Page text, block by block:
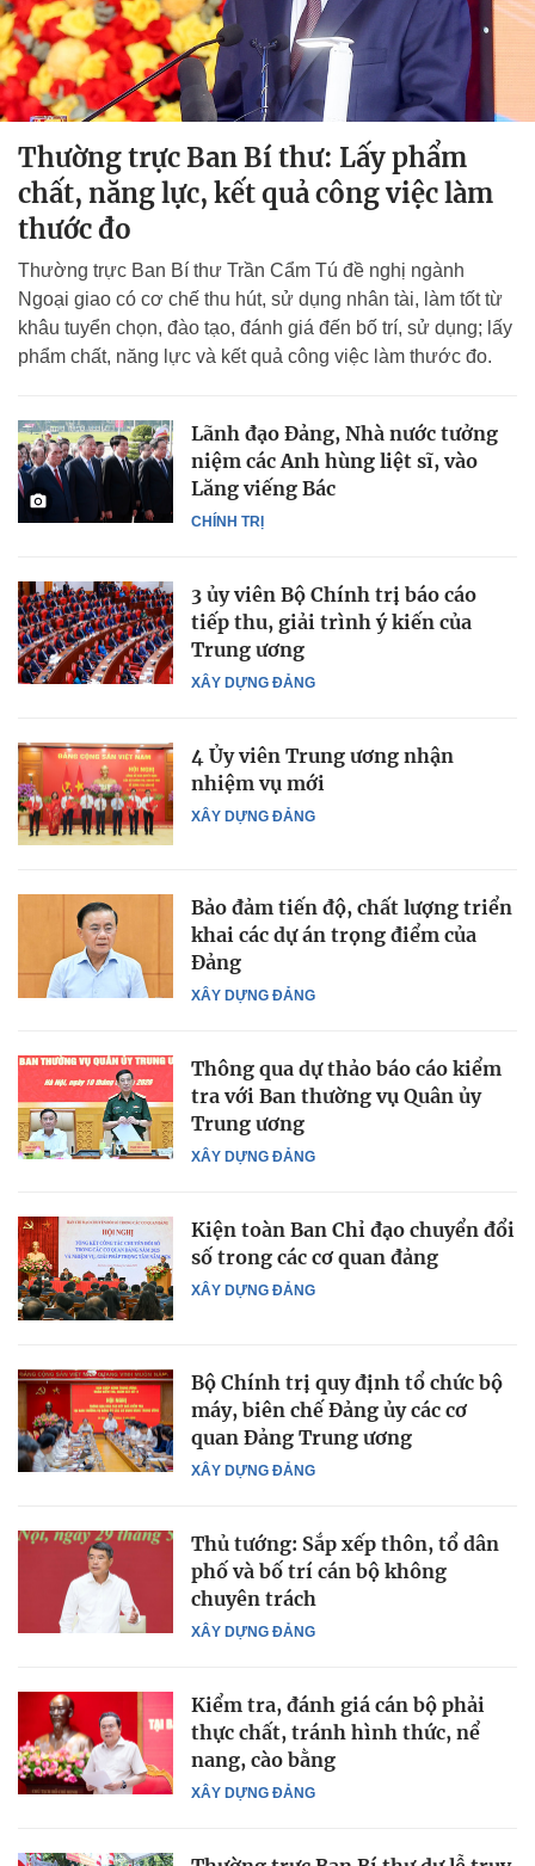
Thường trực Ban Bí thư: Lấy phẩm
chất, năng lực, kết quả công việc làm
thước đo
Thường trực Ban Bí thư Trần Cẩm Tú đề nghị ngành
Ngoại giao có cơ chế thu hút, sử dụng nhân tài, làm tốt từ
khâu tuyển chọn, đào tạo, đánh giá đến bố trí, sử dụng; lấy
phẩm chất, năng lực và kết quả công việc làm thước đo.
CHÍNH TRỊ
Lãnh đạo Đảng, Nhà nước tưởng
niệm các Anh hùng liệt sĩ, vào
Lăng viếng Bác
XÂY DỰNG ĐẢNG
3 ủy viên Bộ Chính trị báo cáo
tiếp thu, giải trình ý kiến của
Trung ương
XÂY DỰNG ĐẢNG
4 Ủy viên Trung ương nhận
nhiệm vụ mới
XÂY DỰNG ĐẢNG
Bảo đảm tiến độ, chất lượng triển
khai các dự án trọng điểm của
Đảng
XÂY DỰNG ĐẢNG
Thông qua dự thảo báo cáo kiểm
tra với Ban thường vụ Quân ủy
Trung ương
XÂY DỰNG ĐẢNG
Kiện toàn Ban Chỉ đạo chuyển đổi
số trong các cơ quan đảng
XÂY DỰNG ĐẢNG
Bộ Chính trị quy định tổ chức bộ
máy, biên chế Đảng ủy các cơ
quan Đảng Trung ương
XÂY DỰNG ĐẢNG
Thủ tướng: Sắp xếp thôn, tổ dân
phố và bố trí cán bộ không
chuyên trách
XÂY DỰNG ĐẢNG
Kiểm tra, đánh giá cán bộ phải
thực chất, tránh hình thức, nể
nang, cào bằng